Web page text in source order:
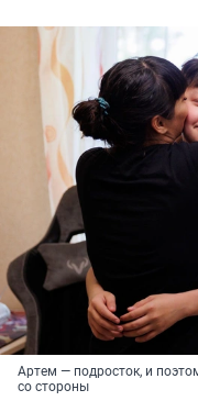
Артем — подросток, и
со стороны